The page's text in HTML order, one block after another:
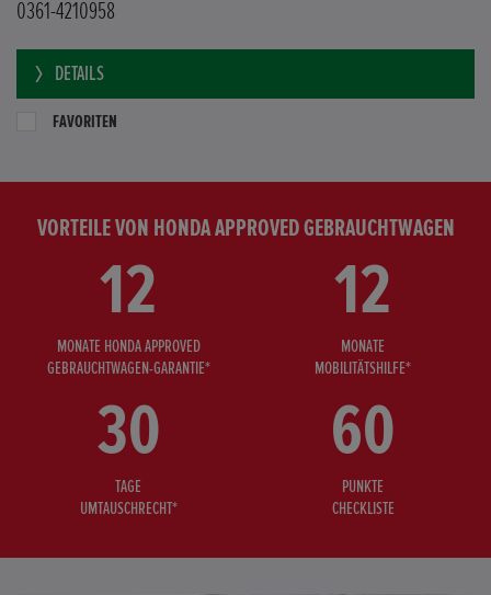
0361-4210958
DETAILS
FAVORITEN
VORTEILE VON HONDA APPROVED GEBRAUCHTWAGEN
12
MONATE HONDA APPROVED
GEBRAUCHTWAGEN-GARANTIE*
12
MONATE
MOBILITÄTSHILFE*
30
TAGE
UMTAUSCHRECHT*
60
PUNKTE
CHECKLISTE